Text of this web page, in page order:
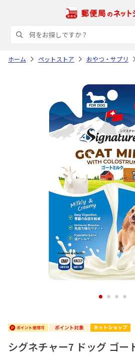
ホーム ペットストア おやつ・サプリ
1 2 3 4
シグネチャー7 ドッグ ゴー